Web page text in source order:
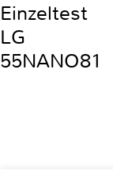
Einzeltest
LG
55NANO81